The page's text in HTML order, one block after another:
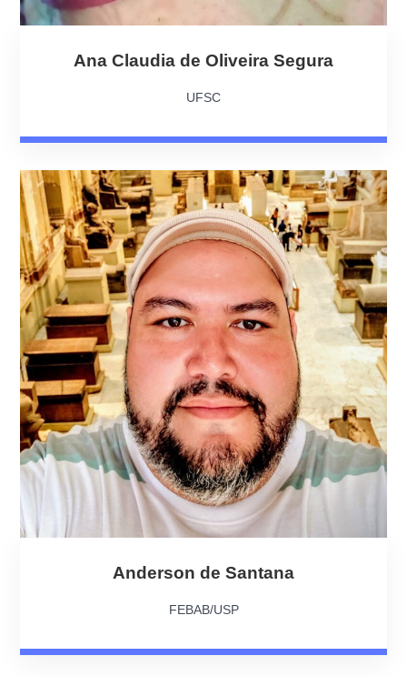
Ana Claudia de Oliveira Segura
UFSC
Anderson de Santana
FEBAB/USP